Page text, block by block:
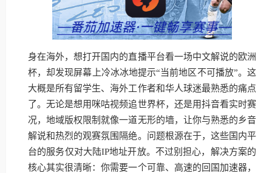
身在海外，想打开国内的直播平台看一场中文解说的欧洲
杯，却发现屏幕上冷冰冰地提示“当前地区不可播放”。这
大概是所有留学生、海外工作者和华人球迷最熟悉的痛点
了。无论是想用咪咕视频追世界杯，还是用抖音看实时赛
况，地域版权限制就像一道无形的墙，让你与熟悉的乡音
解说和热烈的观赛氛围隔绝。问题根源在于，这些国内平
台的服务仅对大陆IP地址开放。不过别担心，解决方案的
核心其实很清晰：你需要一个可靠、高速的回国加速器，